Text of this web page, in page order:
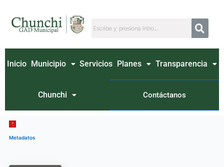
contenido
Inicio Municipio Servicios Planes Transparencia
Chunchi Contáctanos
Metadatos